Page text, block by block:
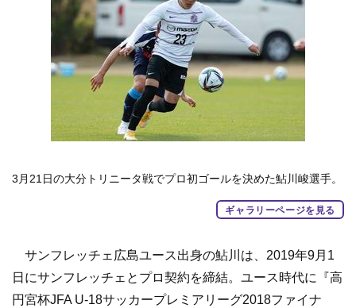
3月21日の大分トリニータ戦でプロ初ゴールを決めた鮎川峻選手。
ギャラリーページを見る
サンフレッチェ広島ユース出身の鮎川は、2019年9月1
日にサンフレッチェとプロ契約を締結。ユース時代に『高
円宮杯JFA U-18サッカープレミアリーグ2018ファイナ